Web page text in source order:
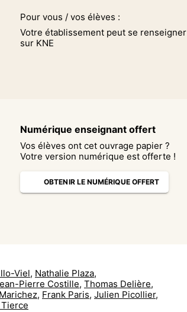
Pour vous / vos élèves :
Votre établissement peut se renseigner
sur KNE
Numérique enseignant offert
Vos élèves ont cet ouvrage papier ?
Votre version numérique est offerte !
OBTENIR LE NUMÉRIQUE OFFERT
Viel, Nathalie Plaza,
Pierre Costille, Thomas Delière,
, Frank Paris, Julien Picollier,